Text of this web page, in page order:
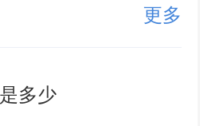
更多
多少